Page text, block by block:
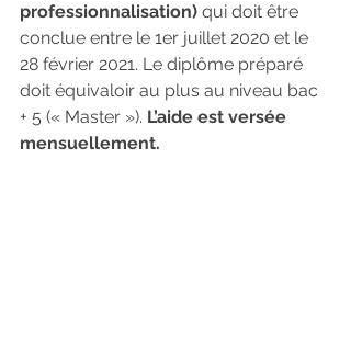
professionnalisation) qui doit être
conclue entre le 1er juillet 2020 et le
28 février 2021. Le diplôme préparé
doit équivaloir au plus au niveau bac
+ 5 (« Master »). L’aide est versée
mensuellement.